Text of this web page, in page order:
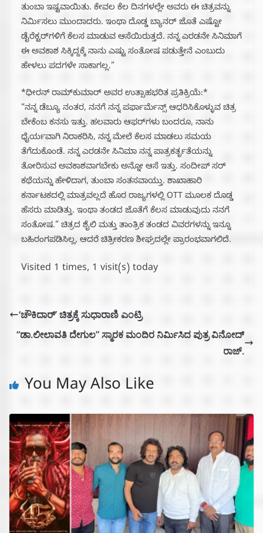
ತುಂಬಾ ಇಷ್ಟವಾಯಿತು. ಕೇವಲ ಕೆಲ ದಿನಗಳಲ್ಲೇ ಅವರು ಈ ಚಿತ್ರವನ್ನು
ನಿರ್ಮಿಸಲು ಮುಂದಾದರು. ಇಂಥಾ ದೊಡ್ಡ ಬ್ಯಾನರ್‌ ಜೊತೆ ಎಷ್ಟೋ
ಡೈರೆಕ್ಟರ್‌ಗಳಿಗೆ ಕೆಲಸ ಮಾಡುವ ಆಸೆಯಿರುತ್ತದೆ. ನನ್ನ ಎರಡನೇ ಸಿನಿಮಾಗೆ
ಈ ಅವಕಾಶ ಸಿಕ್ಕಿದ್ದಕ್ಕೆ ನಾನು ಎಷ್ಟು ಸಂತೋಷ ಪಡುತ್ತೇನೆ ಎಂಬುದು
ಹೇಳಲು ಪದಗಳೇ ಸಾಕಾಗಲ್ಲ.”
*ಧೀರನ್ ರಾಮ್‌ಕುಮಾರ್‌ ಅವರ ಉತ್ಸಾಹಭರಿತ ಪ್ರತಿಕ್ರಿಯೆ:*
“ನನ್ನ ಡೆಬ್ಯೂ ನಂತರ, ನನಗೆ ನನ್ನ ಪರ್ಫಾರ್ಮೆನ್ಸ್‌ ಆಧರಿಸಿಕೊಳ್ಳುವ ಚಿತ್ರ
ಬೇಕೆಂಬ ಕನಸು ಇತ್ತು. ಹಲವಾರು ಆಫರ್‌ಗಳು ಬಂದರೂ, ನಾನು
ಧೈರ್ಯವಾಗಿ ನಿರಾಕರಿಸಿ, ನನ್ನ ಮೇಲೆ ಕೆಲಸ ಮಾಡಲು ಸಮಯ
ತೆಗೆದುಕೊಂಡೆ. ನನ್ನ ಎರಡನೇ ಸಿನಿಮಾ ನನ್ನ ಪಾತ್ರಕರ್ತೃತೆಯನ್ನು
ತೋರಿಸುವ ಅವಕಾಶವಾಗಬೇಕು ಅನ್ನೋ ಆಸೆ ಇತ್ತು. ಸಂದೀಪ್ ಸರ್‌
ಕಥೆಯನ್ನು ಹೇಳಿದಾಗ, ತುಂಬಾ ಸಂತಸವಾಯ್ತು. ಶಾಖಾಹಾರಿ
ಕರ್ನಾಟಕದಲ್ಲಿ ಮಾತ್ರವಲ್ಲದೆ ಹೊರ ರಾಜ್ಯಗಳಲ್ಲಿ OTT ಮೂಲಕ ದೊಡ್ಡ
ಹೆಸರು ಮಾಡಿತ್ತು. ಇಂಥಾ ತಂಡದ ಜೊತೆಗೆ ಕೆಲಸ ಮಾಡುವುದು ನನಗೆ
ಸಂತೋಷ.” ಚಿತ್ರದ ಶೈಲಿ ಮತ್ತು ತಾಂತ್ರಿಕ ತಂಡದ ವಿವರಗಳನ್ನು ಇನ್ನೂ
ಬಹಿರಂಗಪಡಿಸಿಲ್ಲ, ಆದರೆ ಚಿತ್ರೀಕರಣ ಶೀಘ್ರದಲ್ಲೇ ಪ್ರಾರಂಭವಾಗಲಿದೆ.
Visited 1 times, 1 visit(s) today
‘ಚೌಕಿದಾರ್’ ಚಿತ್ರಕ್ಕೆ ಸುಧಾರಾಣಿ ಎಂಟ್ರಿ
“ಡಾ.ಲೀಲಾವತಿ ದೇಗುಲ” ಸ್ಮಾರಕ ಮಂದಿರ ನಿರ್ಮಿಸಿದ ಪುತ್ರ ವಿನೋದ್‌
ರಾಜ್.
You May Also Like